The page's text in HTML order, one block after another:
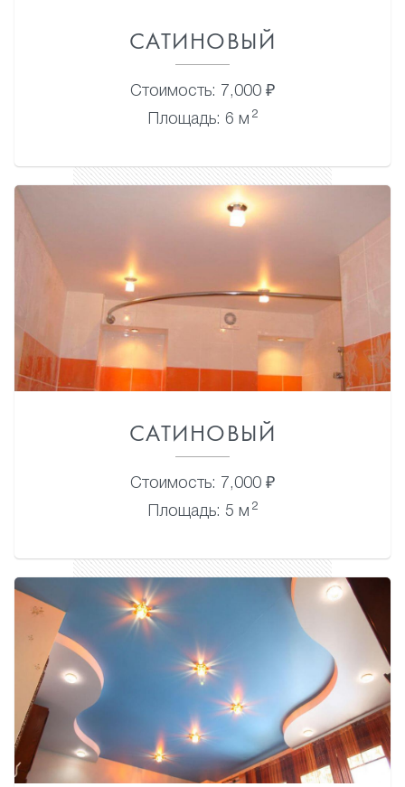
САТИНОВЫЙ
Стоимость: 7,000 ₽
Площадь: 6 м 2
САТИНОВЫЙ
Стоимость: 7,000 ₽
Площадь: 5 м 2